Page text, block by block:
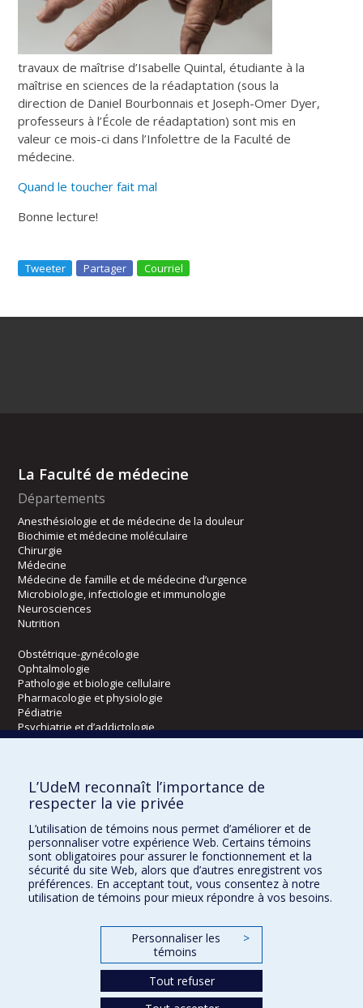
travaux de maîtrise d’Isabelle Quintal, étudiante à la
maîtrise en sciences de la réadaptation (sous la
direction de Daniel Bourbonnais et Joseph-Omer Dyer,
professeurs à l’École de réadaptation) sont mis en
valeur ce mois-ci dans l’Infolettre de la Faculté de
médecine.
Quand le toucher fait mal
Bonne lecture!
Tweeter Partager Courriel
La Faculté de médecine
Départements
Anesthésiologie et de médecine de la douleur
Biochimie et médecine moléculaire
Chirurgie
Médecine
Médecine de famille et de médecine d’urgence
Microbiologie, infectiologie et immunologie
Neurosciences
Nutrition
Obstétrique-gynécologie
Ophtalmologie
Pathologie et biologie cellulaire
Pharmacologie et physiologie
Pédiatrie
Psychiatrie et d’addictologie
Radiologie, radio-oncologie et médecine nucléaire
Écoles
Orthophonie et audiologie
Réadaptation
Directions
L’UdeM reconnaît l’importance de
respecter la vie privée
L’utilisation de témoins nous permet d’améliorer et de
personnaliser votre expérience Web. Certains témoins
sont obligatoires pour assurer le fonctionnement et la
sécurité du site Web, alors que d’autres enregistrent vos
préférences. En acceptant tout, vous consentez à notre
utilisation de témoins pour mieux répondre à vos besoins.
Personnaliser les
témoins
>
Tout refuser